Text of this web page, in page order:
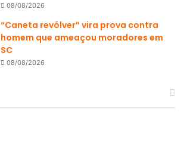
08/08/2026
“Caneta revólver” vira prova contra
homem que ameaçou moradores em
SC
08/08/2026